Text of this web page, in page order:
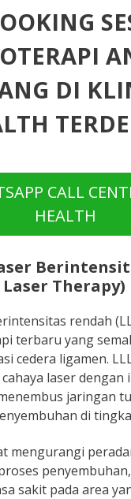
DI
CALL
HEALTH
Therapy)
rendah
terbaru yang
cedera ligamen.
laser dengan
jaringan
di
mengurangi
sakit pada area